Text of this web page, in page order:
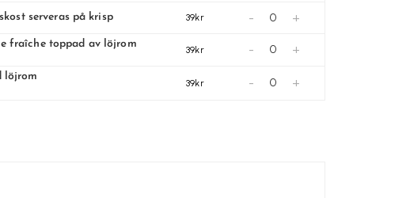
serveras på krisp 39kr - +
fraîche toppad av löjrom
39kr - +
löjrom
39kr - +